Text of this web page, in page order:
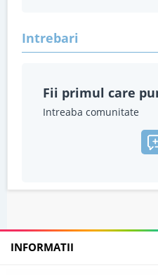
Intrebari
Fii primul care
Intreaba comunitate
INFORMATII